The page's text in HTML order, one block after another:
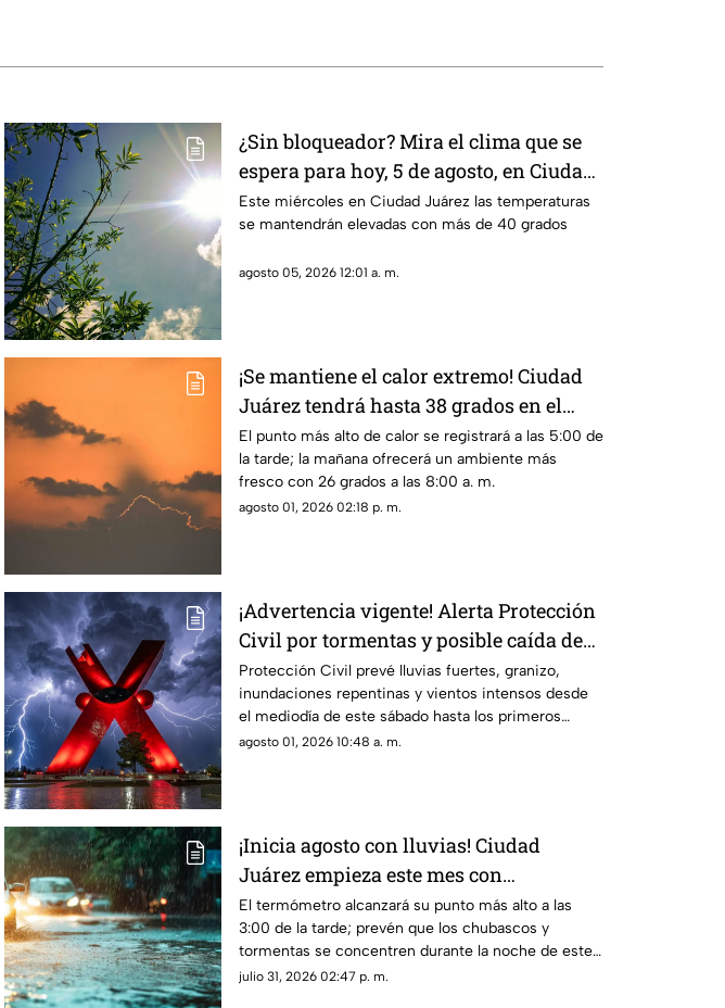
¿Sin bloqueador? Mira el clima que se
espera para hoy, 5 de agosto, en Ciudad
Juárez
Este miércoles en Ciudad Juárez las temperaturas
se mantendrán elevadas con más de 40 grados
agosto 05, 2026 12:01 a. m.
¡Se mantiene el calor extremo! Ciudad
Juárez tendrá hasta 38 grados en el
clima de este domingo
El punto más alto de calor se registrará a las 5:00 de
la tarde; la mañana ofrecerá un ambiente más
fresco con 26 grados a las 8:00 a. m.
agosto 01, 2026 02:18 p. m.
¡Advertencia vigente! Alerta Protección
Civil por tormentas y posible caída de
granizo este sábado
Protección Civil prevé lluvias fuertes, granizo,
inundaciones repentinas y vientos intensos desde
el mediodía de este sábado hasta los primeros
minutos del domingo.
agosto 01, 2026 10:48 a. m.
¡Inicia agosto con lluvias! Ciudad
Juárez empieza este mes con
temperaturas de hasta 39°C y
probabilidad de TORMENTAS
El termómetro alcanzará su punto más alto a las
3:00 de la tarde; prevén que los chubascos y
tormentas se concentren durante la noche de este
sábado.
julio 31, 2026 02:47 p. m.